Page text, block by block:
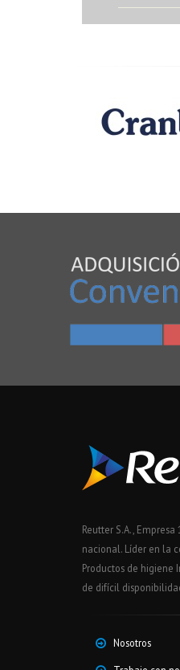
Reutter S.A.,
nacional. Líder en la
Productos de higiene
de difícil
Nosotros